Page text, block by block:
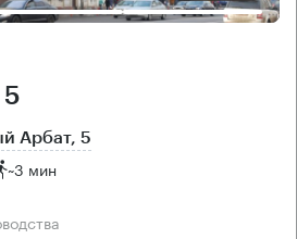
Арбат, 5
~3 мин